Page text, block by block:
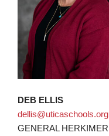
DEB ELLIS
dellis@uticaschools.org
GENERAL HERKIMER